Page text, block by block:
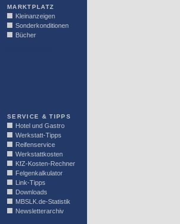
MARKTPLATZ
Kleinanzeigen
Sonderkonditionen
Bücher
SERVICE & TIPPS
Hotel und Gastro
Werkstatt-Tipps
Reifenservice
Werkstattkosten
KfZ-Kosten-Rechner
Felgenkalkulator
Link-Tipps
Downloads
MBSLK.de-Statistik
Newsletterarchiv